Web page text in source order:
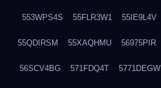
553WPS4S 55FLR3W1 55IE9L4V
55QDIRSM 55XAQHMU 56975PIR
56SCV4BG 571FDQ4T 5771DEGW